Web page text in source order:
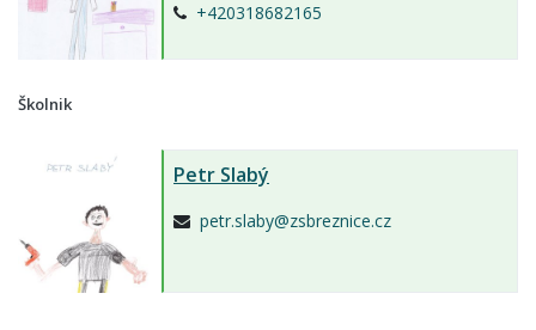
+420318682165
Školnik
Petr Slabý
petr.slaby@zsbreznice.cz